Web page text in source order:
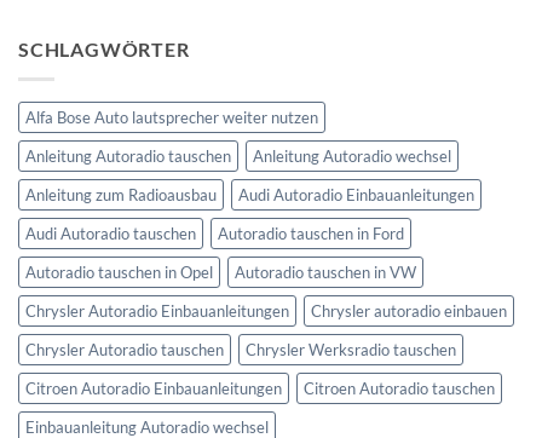
Kuga
SCHLAGWÖRTER
Alfa Bose Auto lautsprecher weiter nutzen
Anleitung Autoradio tauschen
Anleitung Autoradio wechsel
Anleitung zum Radioausbau
Audi Autoradio Einbauanleitungen
Audi Autoradio tauschen
Autoradio tauschen in Ford
Autoradio tauschen in Opel
Autoradio tauschen in VW
Chrysler Autoradio Einbauanleitungen
Chrysler autoradio einbauen
Chrysler Autoradio tauschen
Chrysler Werksradio tauschen
Citroen Autoradio Einbauanleitungen
Citroen Autoradio tauschen
Einbauanleitung Autoradio wechsel